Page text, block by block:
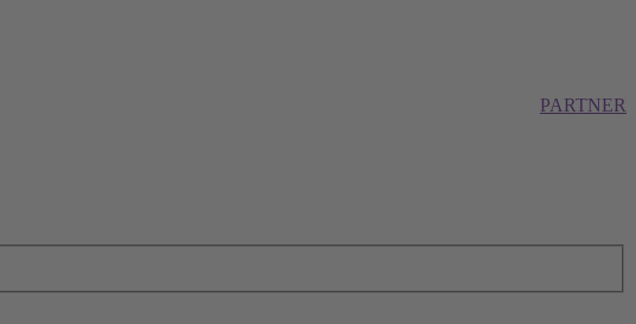
PARTNER